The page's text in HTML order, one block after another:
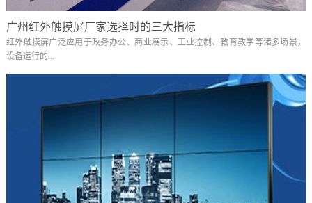
广州红外触摸屏厂家选择时的三大指标
红外触摸屏广泛应用于政务办公、商业展示、工业控制、教育教学等诸多场景，
设备运行的...